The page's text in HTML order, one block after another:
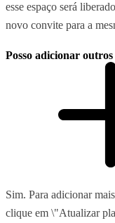
esse espaço será
novo convite para a
Posso adicionar
Sim. Para adicionar
clique em \"Atualizar